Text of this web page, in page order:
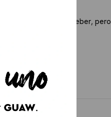
permite a tu perro beber, pero